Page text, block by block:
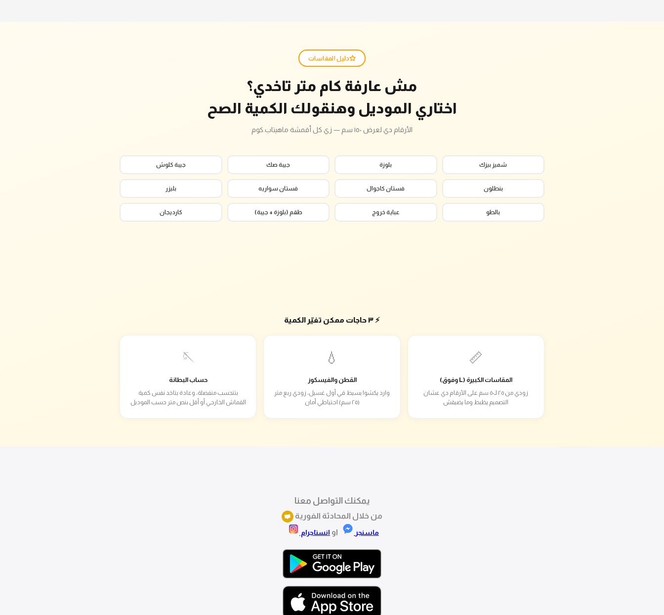
دليل المقاسات
مش عارفة كام متر تاخدي؟
اختاري الموديل وهنقولك الكمية الصح
الأرقام دي لعرض ١٥٠ سم — زي كل أقمشة ماهيتاب.كوم
شميز بيزك بلوزة جيبة صك جيبة كلوش
بنطلون فستان كاجوال فستان سواريه بليزر
بالطو عباية خروج طقم (بلوزة + جيبة) كارديجان
⚡ ٣ حاجات ممكن تغيّر الكمية
📏
المقاسات الكبيرة (L وفوق)
زودي من ٢٥ لـ٥٠ سم على الأرقام دي عشان
التصميم يظبط وما يضيقش
💧
القطن والفيسكوز
وارد يكشوا بسيط في أول غسيل، زودي ربع متر
(٢٥ سم) احتياطي أمان
🪡
حساب البطانة
بتتحسب منفصلة، وعادة بتاخد نفس كمية
القماش الخارجي أو أقل بنص متر حسب الموديل
يمكنك التواصل معنا
من خلال المحادثة الفورية
ماسنجر او انستاجرام